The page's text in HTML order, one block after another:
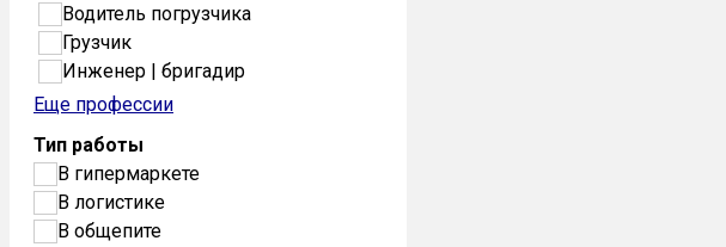
Водитель погрузчика
Грузчик
Инженер | бригадир
Еще профессии
Тип работы
В гипермаркете
В логистике
В общепите